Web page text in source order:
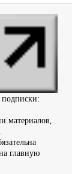
материалов,
главную